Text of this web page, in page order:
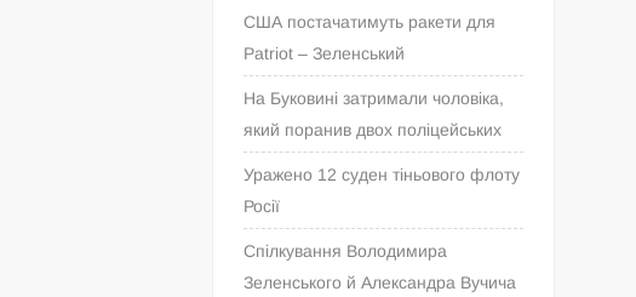
США постачатимуть ракети для
Patriot – Зеленський
На Буковині затримали чоловіка,
який поранив двох поліцейських
Уражено 12 суден тіньового флоту
Росії
Спілкування Володимира
Зеленського й Александра Вучича